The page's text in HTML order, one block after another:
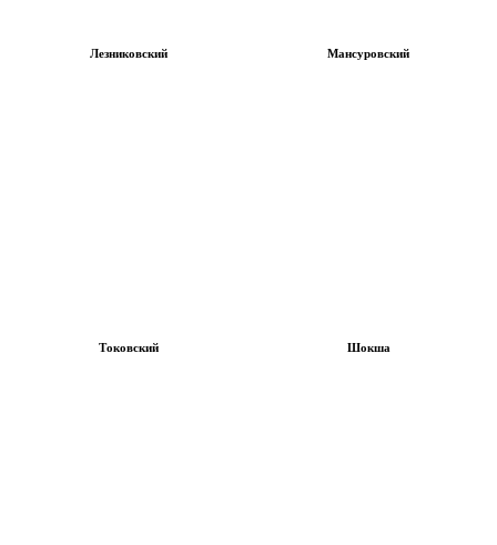
Лезниковский Мансуровский
Токовский Шокша